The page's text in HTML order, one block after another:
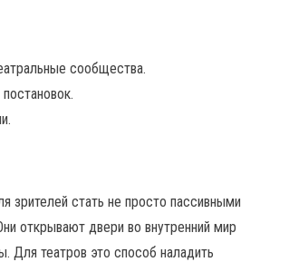
сообщества.
зрителей стать не просто пассивными
открывают двери во внутренний мир
Для театров это способ наладить